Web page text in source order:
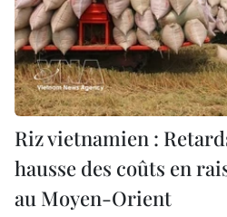
Riz vietnamien :
hausse des coûts en
au Moyen-Orient